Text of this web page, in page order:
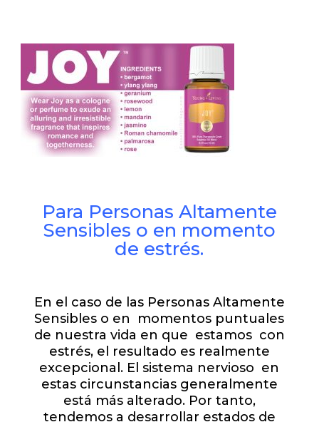
Para Personas Altamente
Sensibles o en momento
de estrés.
En el caso de las Personas Altamente
Sensibles o en momentos puntuales
de nuestra vida en que estamos con
estrés, el resultado es realmente
excepcional. El sistema nervioso en
estas circunstancias generalmente
está más alterado. Por tanto,
tendemos a desarrollar estados de